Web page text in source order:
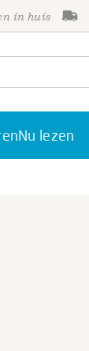
in huis
Nu lezen